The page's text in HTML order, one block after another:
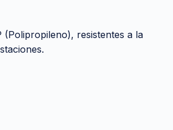
(Polipropileno), resistentes a la